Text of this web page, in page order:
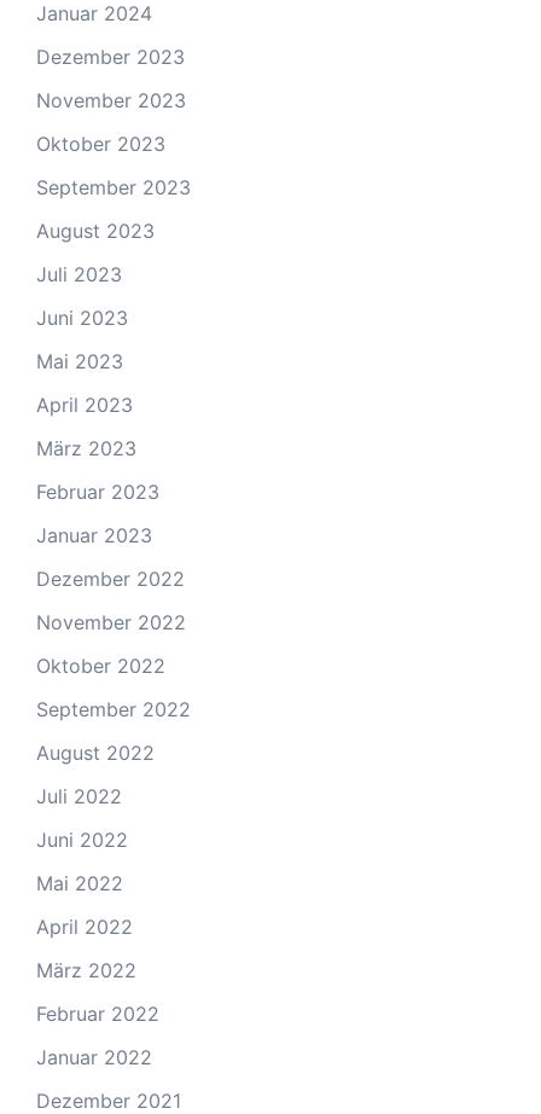
Januar 2024
Dezember 2023
November 2023
Oktober 2023
September 2023
August 2023
Juli 2023
Juni 2023
Mai 2023
April 2023
März 2023
Februar 2023
Januar 2023
Dezember 2022
November 2022
Oktober 2022
September 2022
August 2022
Juli 2022
Juni 2022
Mai 2022
April 2022
März 2022
Februar 2022
Januar 2022
Dezember 2021